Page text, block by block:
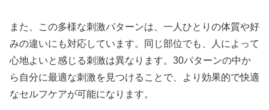
また、この多様な刺激パターンは、一人ひとりの体質や好
みの違いにも対応しています。同じ部位でも、人によって
心地よいと感じる刺激は異なります。30パターンの中か
ら自分に最適な刺激を見つけることで、より効果的で快適
なセルフケアが可能になります。